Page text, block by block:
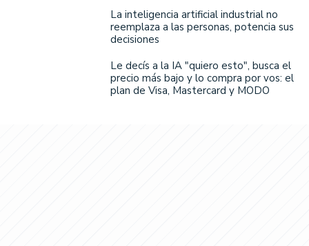
La inteligencia artificial industrial no
reemplaza a las personas, potencia sus
decisiones
Le decís a la IA "quiero esto", busca el
precio más bajo y lo compra por vos: el
plan de Visa, Mastercard y MODO